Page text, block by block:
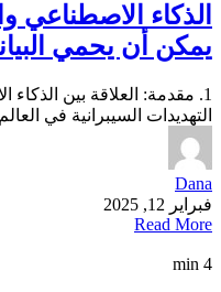
الذكاء الاصطناعي
يمكن أن يحمي
1. مقدمة: العلاقة بين الذكاء
التهديدات السيبرانية في
Dana
فبراير 12, 2025
Read More
4 min